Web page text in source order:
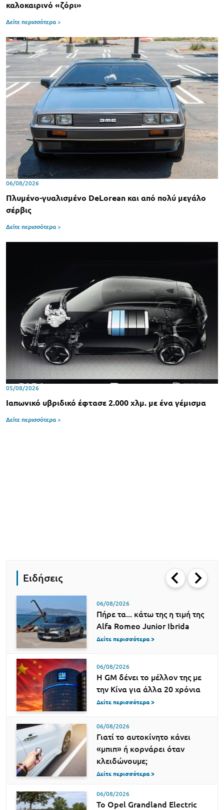
καλοκαιρινό «ζόρι»
Δείτε περισσότερα >
06/08/2026
Πλυμένο-γυαλισμένο DeLorean και από πολύ μεγάλο
σέρβις
Δείτε περισσότερα >
05/08/2026
Ιαπωνικό υβριδικό έφτασε 2.000 χλμ. με ένα γέμισμα
Δείτε περισσότερα >
Ειδήσεις
06/08/2026
Πήρε τα... κάτω της η τιμή της
Alfa Romeo Junior Ibrida
Δείτε περισσότερα >
06/08/2026
Η GM δένει το μέλλον της με
την Κίνα για άλλα 20 χρόνια
Δείτε περισσότερα >
06/08/2026
Γιατί το αυτοκίνητο κάνει
«μπιπ» ή κορνάρει όταν
κλειδώνουμε;
Δείτε περισσότερα >
06/08/2026
Το Opel Grandland Electric